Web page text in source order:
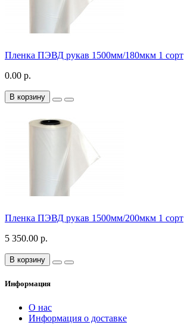
Пленка ПЭВД рукав 1500мм/180мкм 1 сорт
0.00 р.
В корзину
Пленка ПЭВД рукав 1500мм/200мкм 1 сорт
5 350.00 р.
В корзину
Информация
О нас
Информация о доставке